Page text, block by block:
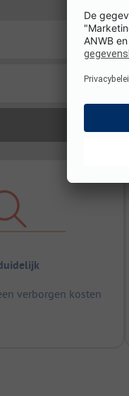
verborgen kosten